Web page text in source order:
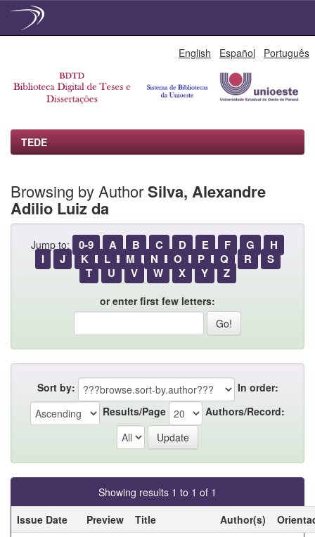
English Español Português
TEDE
Browsing by AuthorSilva, Alexandre
Adilio Luiz da
Jump to: 0-9 A B C D E F G
H
I
J K L M N O P Q R
S
T
U V W X Y Z
or enter first few letters:
Sort by:
In order:
Results/Page
Authors/Record:
Showing results 1 to 1 of 1
Issue Date
Preview Title Author(s)